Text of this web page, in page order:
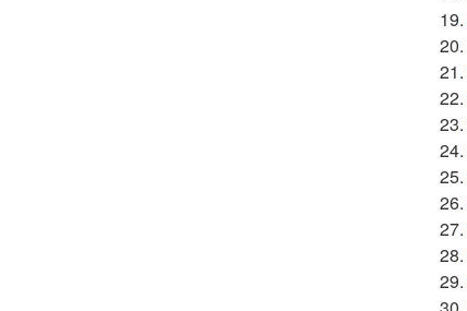
19.
20.
21.
22.
23.
24.
25.
26.
27.
28.
29.